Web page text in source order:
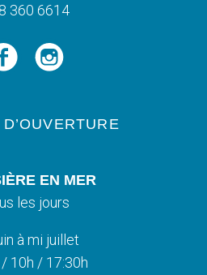
360 6614
EN MER
les jours
à mi juillet
10h / 17:30h